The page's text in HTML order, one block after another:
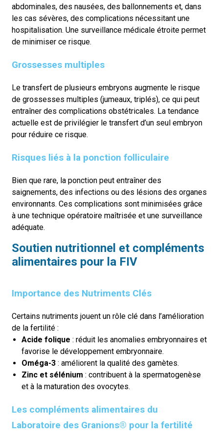
abdominales, des nausées, des ballonnements et, dans
les cas sévères, des complications nécessitant une
hospitalisation. Une surveillance médicale étroite permet
de minimiser ce risque.
Grossesses multiples
Le transfert de plusieurs embryons augmente le risque
de grossesses multiples (jumeaux, triplés), ce qui peut
entraîner des complications obstétricales. La tendance
actuelle est de privilégier le transfert d’un seul embryon
pour réduire ce risque.
Risques liés à la ponction folliculaire
Bien que rare, la ponction peut entraîner des
saignements, des infections ou des lésions des organes
environnants. Ces complications sont minimisées grâce
à une technique opératoire maîtrisée et une surveillance
adéquate.
Soutien nutritionnel et compléments
al imentaires pour la FIV
Importance des Nutriments Clés
Certains nutriments jouent un rôle clé dans l’amélioration
de la fertilité :
Acide folique : réduit les anomalies embryonnaires et
favorise le développement embryonnaire.
Oméga-3 : améliorent la qualité des gamètes.
Zinc et sélénium : contribuent à la spermatogenèse
et à la maturation des ovocytes.
Les compléments alimentaires du
Laboratoire des Granions® pour la fertilité